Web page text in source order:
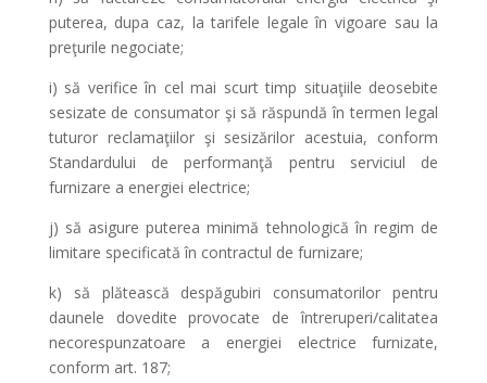
puterea, dupa caz, la tarifele legale în vigoare sau la
preţurile negociate;
i) să verifice în cel mai scurt timp situaţiile deosebite
sesizate de consumator şi să răspundă în termen legal
tuturor reclamaţiilor şi sesizărilor acestuia, conform
Standardului de performanţă pentru serviciul de
furnizare a energiei electrice;
j) să asigure puterea minimă tehnologică în regim de
limitare specificată în contractul de furnizare;
k) să plătească despăgubiri consumatorilor pentru
daunele dovedite provocate de întreruperi/calitatea
necorespunzatoare a energiei electrice furnizate,
conform art. 187;